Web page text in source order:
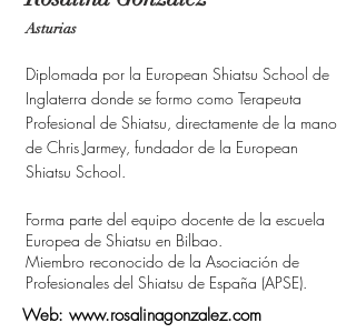
Asturias
Diplomada por la European Shiatsu School de
Inglaterra donde se formo como Terapeuta
Profesional de Shiatsu, directamente de la mano
de Chris Jarmey, fundador de la European
Shiatsu School.
Forma parte del equipo docente de la escuela
Europea de Shiatsu en Bilbao.
Miembro reconocido de la Asociación de
Profesionales del Shiatsu de España (APSE).
Web: www.rosalinagonzalez.com